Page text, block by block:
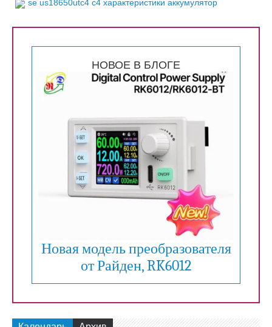
se us18650utc4 c4 характеристики аккумулятор
НОВОЕ В БЛОГЕ
Новая модель преобразователя
от Райден, RK6012